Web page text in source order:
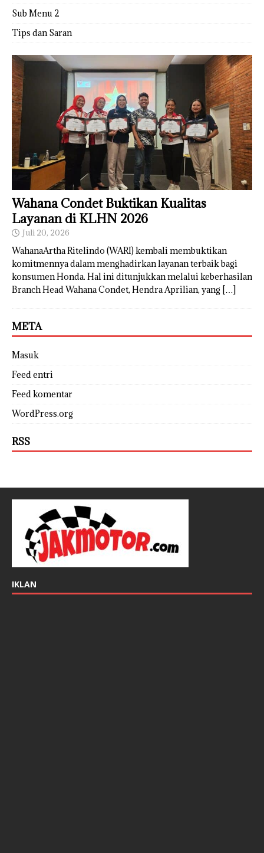
Sub Menu 2
Tips dan Saran
Wahana Condet Buktikan Kualitas
Layanan di KLHN 2026
Juli 20, 2026
WahanaArtha Ritelindo (WARI) kembali membuktikan
komitmennya dalam menghadirkan layanan terbaik bagi
konsumen Honda. Hal ini ditunjukkan melalui keberhasilan
Branch Head Wahana Condet, Hendra Aprilian, yang […]
META
Masuk
Feed entri
Feed komentar
WordPress.org
RSS
IKLAN